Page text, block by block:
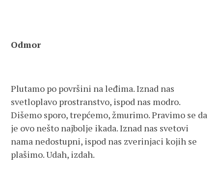
Odmor
Plutamo po površini na leđima. Iznad nas
svetloplavo prostranstvo, ispod nas modro.
Dišemo sporo, trepćemo, žmurimo. Pravimo se da
je ovo nešto najbolje ikada. Iznad nas svetovi
nama nedostupni, ispod nas zverinjaci kojih se
plašimo. Udah, izdah.